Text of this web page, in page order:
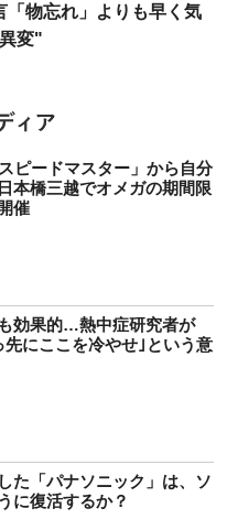
「物忘れ」よりも早く気
変"
ピードマスター」から自分
本橋三越でオメガの期間限
催
効果的…熱中症研究者が
先にここを冷やせ｣という意
た「パナソニック」は、ソ
に復活するか？